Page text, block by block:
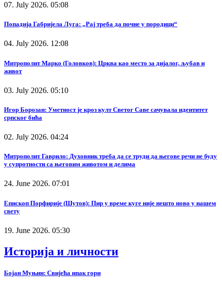
07. July 2026. 05:08
Попадија Габријела Луга: „Рај треба да почне у породици“
04. July 2026. 12:08
Митрополит Марко (Головков): Црква као место за дијалог, љубав и
живот
03. July 2026. 05:10
Игор Борозан: Уметност је кроз култ Светог Саве сачувала идентитет
српског бића
02. July 2026. 04:24
Митрополит Гаврило: Духовник треба да се труди да његове речи не буду
у супротности са његовим животом и делима
24. June 2026. 07:01
Епископ Порфирије (Шутов): Пир у време куге није нешто ново у нашем
свету
19. June 2026. 05:30
Историја и личности
Бојан Муњин: Свијећа ипак гори